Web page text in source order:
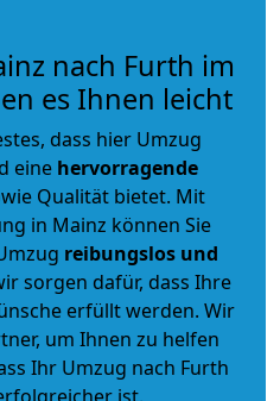
nach Furth im
es Ihnen leicht
dass hier Umzug
eine hervorragende
Qualität bietet. Mit
in Mainz können Sie
reibungslos und
sorgen dafür, dass Ihre
erfüllt werden. Wir
um Ihnen zu helfen
Ihr Umzug nach Furth
ist.